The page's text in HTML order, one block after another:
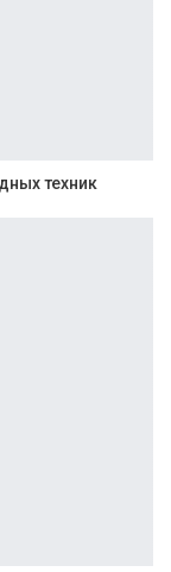
техник